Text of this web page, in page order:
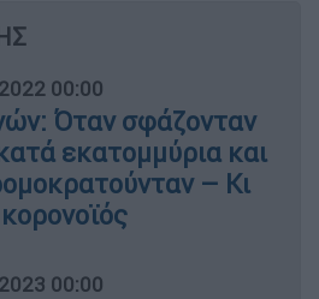
00:00
Όταν σφάζονταν
εκατομμύρια και
– Κι
00:00